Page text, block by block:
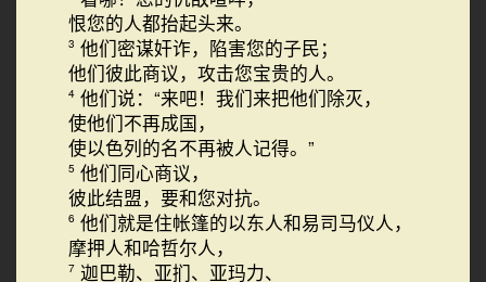
恨您的人都抬起头来。
3 他们密谋奸诈，陷害您的子民；
他们彼此商议，攻击您宝贵的人。
4 他们说：“来吧！我们来把他们除灭，
使他们不再成国，
使以色列的名不再被人记得。”
5 他们同心商议，
彼此结盟，要和您对抗。
6 他们就是住帐篷的以东人和易司马仪人，
摩押人和哈哲尔人，
7 迦巴勒、亚扪、亚玛力、